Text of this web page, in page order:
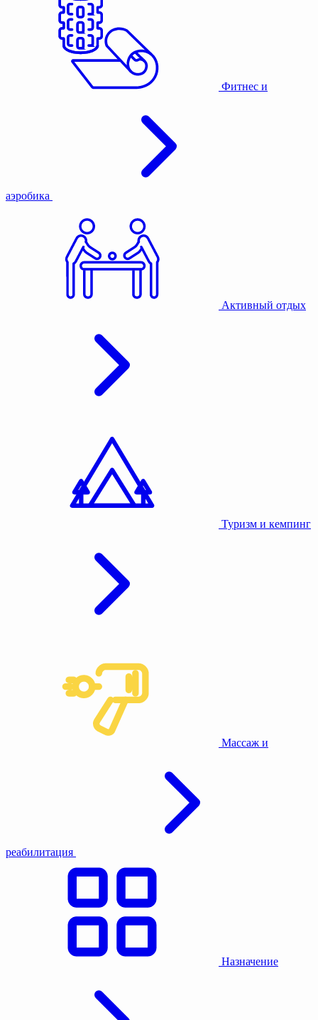
Фитнес и
аэробика
Активный отдых
Туризм и кемпинг
Массаж и
реабилитация
Назначение